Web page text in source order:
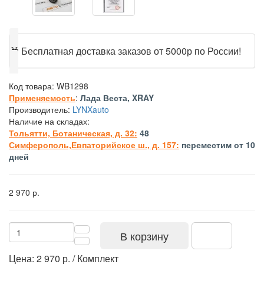
🎁 Бесплатная доставка заказов от 5000р по России!
Код товара: WB1298
Применяемость: Лада Веста, XRAY
Производитель: LYNXauto
Наличие на складах:
Тольятти, Ботаническая, д. 32: 48
Симферополь,Евпаторийское ш., д. 157: переместим от 10
дней
2 970 р.
В корзину
Цена: 2 970 р. / Комплект